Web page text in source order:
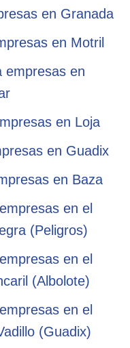
en Granada
en Motril
empresas en
en Loja
en Guadix
en Baza
en el
(Peligros)
en el
(Albolote)
en el
(Guadix)